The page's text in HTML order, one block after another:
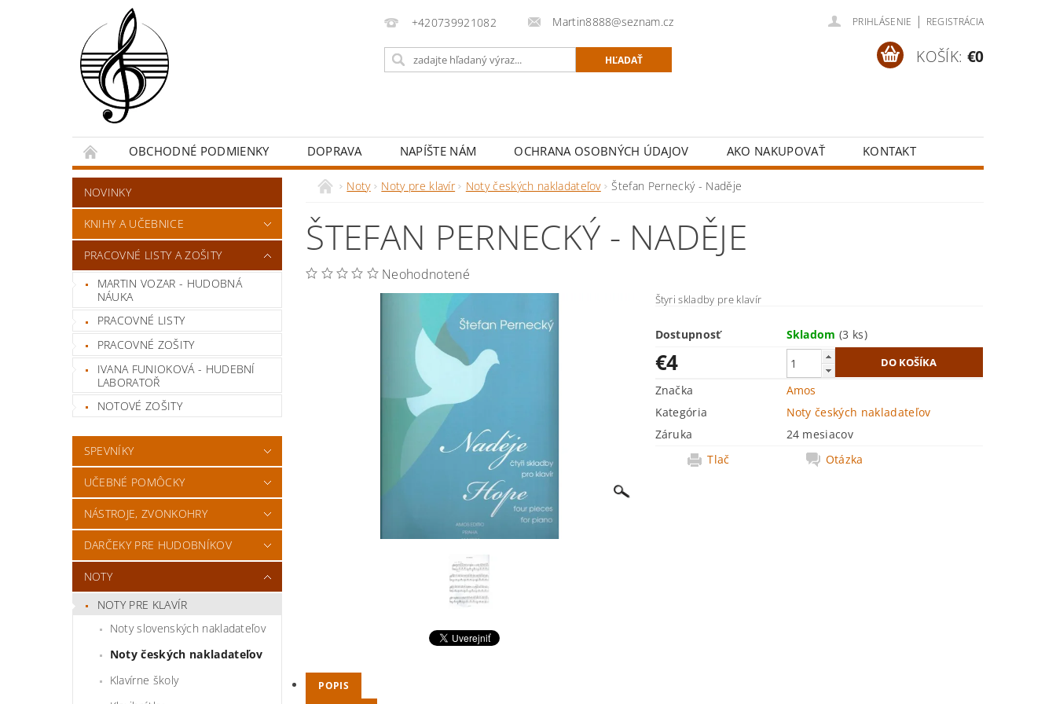
+420739921082 Martin8888@seznam.cz PRIHLÁSENIE | REGISTRÁCIA
KOŠÍK: €0
OBCHODNÉ PODMIENKY DOPRAVA NAPÍŠTE NÁM OCHRANA OSOBNÝCH ÚDAJOV AKO NAKUPOVAŤ KONTAKT
NOVINKY
KNIHY A UČEBNICE
PRACOVNÉ LISTY A ZOŠITY
MARTIN VOZAR - HUDOBNÁ
NÁUKA
PRACOVNÉ LISTY
PRACOVNÉ ZOŠITY
IVANA FUNIOKOVÁ - HUDEBNÍ
LABORATOŘ
NOTOVÉ ZOŠITY
SPEVNÍKY
UČEBNÉ POMÔCKY
NÁSTROJE, ZVONKOHRY
DARČEKY PRE HUDOBNÍKOV
NOTY
NOTY PRE KLAVÍR
Noty slovenských nakladateľov
Noty českých nakladateľov
Klavírne školy
Noty Noty pre klavír Noty českých nakladateľov Štefan Pernecký - Naděje
ŠTEFAN PERNECKÝ - NADĚJE
Neohodnotené
Štyri skladby pre klavír
Dostupnosť Skladom(3 ks)
€4
Značka
Amos
Kategória
Noty českých nakladateľov
Záruka
24 mesiacov
Tlač
Otázka
POPIS